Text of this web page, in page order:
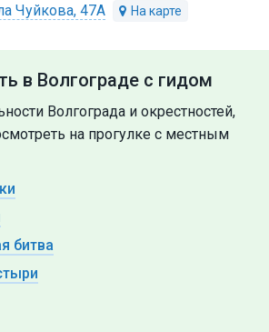
Чуйкова, 47А
в Волгограде с гидом
Волгограда и окрестностей,
на прогулке с местным
битва